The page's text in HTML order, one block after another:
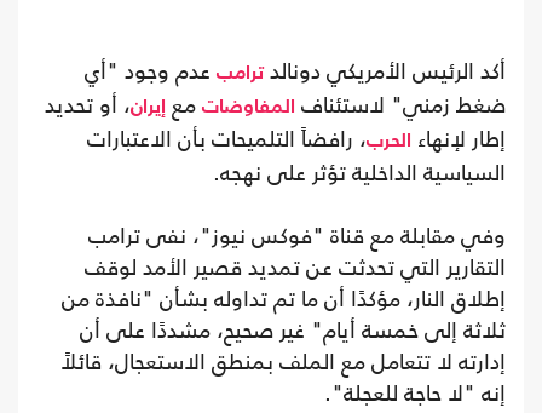
أكد الرئيس الأمريكي دونالدترامب عدم وجود "أي
ضغط زمني" لاستئناف المفاوضات مع إيران، أو تحديد
إطار لإنهاء الحرب، رافضاً التلميحات بأن الاعتبارات
السياسية الداخلية تؤثر على نهجه.
وفي مقابلة مع قناة "فوكس نيوز"، نفى ترامب
التقارير التي تحدثت عن تمديد قصير الأمد لوقف
إطلاق النار، مؤكدًا أن ما تم تداوله بشأن "نافذة من
ثلاثة إلى خمسة أيام" غير صحيح، مشددًا على أن
إدارته لا تتعامل مع الملف بمنطق الاستعجال، قائلاً
إنه "لا حاجة للعجلة".